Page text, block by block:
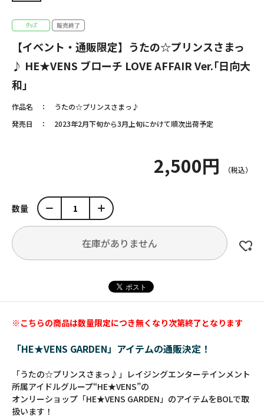
【イベント・通販限定】うたの☆プリンスさまっ
♪ HE★VENS ブローチ LOVE AFFAIR Ver.｢日向大
和｣
作品名
うたの☆プリンスさまっ♪
発売日
2023年2月下旬から3月上旬にかけて順次出荷予定
2,500円
数量
在庫がありません
※こちらの商品は数量限定につき無くなり次第終了となります
「HE★VENS GARDEN」アイテムの通販決定！
「うたの☆プリンスさまっ♪」レイジングエンターテインメント
所属アイドルグループ“HE★VENS”の
オンリーショップ「HE★VENS GARDEN」のアイテムをBOLで取
扱います！